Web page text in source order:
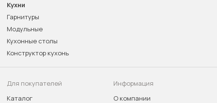
Кухни
Гарнитуры
Модульные
Кухонные столы
Конструктор кухонь
Для покупателей
Каталог
Информация
О компании